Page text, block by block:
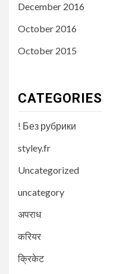
December 2016
October 2016
October 2015
CATEGORIES
! Без рубрики
styley.fr
Uncategorized
uncategory
अपराध
करियर
क्रिकेट